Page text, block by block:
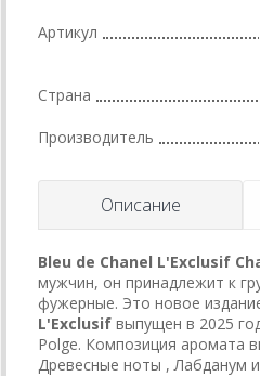
Артикул
Страна
Производитель
Описание
Bleu de Chanel L'Exclusif
мужчин, он принадлежит к
фужерные. Это новое
L'Exclusif выпущен в 2025
Polge. Композиция аромата
Древесные ноты , Лабданум